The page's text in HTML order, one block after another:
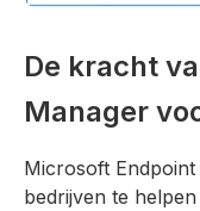
De kracht
Manager
Microsoft
bedrijven te